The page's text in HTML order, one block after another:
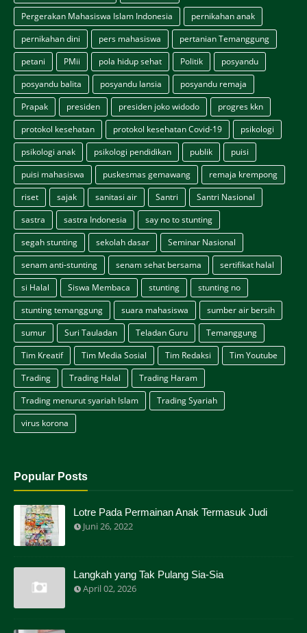
Pergerakan Mahasiswa Islam Indonesia
pernikahan anak
pernikahan dini
pers mahasiswa
pertanian Temanggung
petani
PMii pola hidup sehat Politik
posyandu
posyandu balita
posyandu lansia
posyandu remaja
Prapak
presiden presiden joko widodo
progres kkn
protokol kesehatan
protokol kesehatan Covid-19
psikologi
psikologi anak
psikologi pendidikan publik
puisi
puisi mahasiswa
puskesmas gemawang
remaja krempong
riset
sajak sanitasi air Santri
Santri Nasional
sastra
sastra Indonesia
say no to stunting
segah stunting
sekolah dasar
Seminar Nasional
senam anti-stunting
senam sehat bersama
sertifikat halal
si Halal
Siswa Membaca stunting
stunting no
stunting temanggung
suara mahasiswa
sumber air bersih
sumur
Suri Tauladan Teladan Guru
Temanggung
Tim Kreatif
Tim Media Sosial Tim Redaksi
Tim Youtube
Trading
Trading Halal
Trading Haram
Trading menurut syariah Islam
Trading Syariah
virus korona
Popular Posts
Lotre Pada Permainan Anak Termasuk Judi
Juni 26, 2022
Langkah yang Tak Pulang Sia-Sia
April 02, 2026